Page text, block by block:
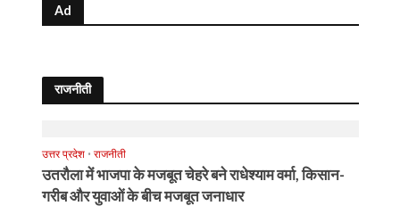
Ad
राजनीती
उत्तर प्रदेश • राजनीती
उतरौला में भाजपा के मजबूत चेहरे बने राधेश्याम वर्मा, किसान-
गरीब और युवाओं के बीच मजबूत जनाधार